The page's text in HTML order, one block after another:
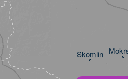
Skomlin